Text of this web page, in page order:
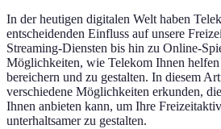
In der heutigen digitalen Welt haben
entscheidenden Einfluss auf unsere
Streaming-Diensten bis hin zu Online-
Möglichkeiten, wie Telekom Ihnen
bereichern und zu gestalten. In diesem
verschiedene Möglichkeiten erkunden,
Ihnen anbieten kann, um Ihre
unterhaltsamer zu gestalten.